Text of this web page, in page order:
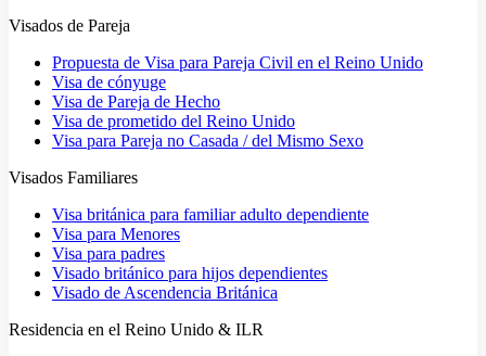
Visados de Pareja
Propuesta de Visa para Pareja Civil en el Reino Unido
Visa de cónyuge
Visa de Pareja de Hecho
Visa de prometido del Reino Unido
Visa para Pareja no Casada / del Mismo Sexo
Visados Familiares
Visa británica para familiar adulto dependiente
Visa para Menores
Visa para padres
Visado británico para hijos dependientes
Visado de Ascendencia Británica
Residencia en el Reino Unido & ILR